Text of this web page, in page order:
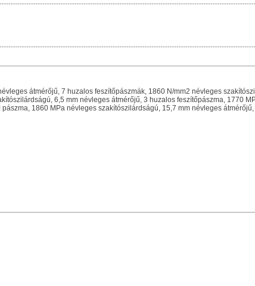
átmérőjű, 7 huzalos feszítőpászmák, 1860 N/mm2 névleges
6,5 mm névleges átmérőjű, 3 huzalos feszítőpászma, 1770
1860 MPa névleges szakítószilárdságú, 15,7 mm névleges